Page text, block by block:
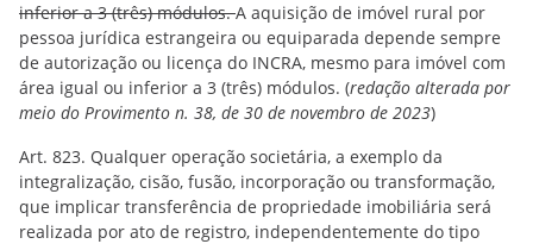
inferior a 3 (três) módulos.A aquisição de imóvel rural por
pessoa jurídica estrangeira ou equiparada depende sempre
de autorização ou licença do INCRA, mesmo para imóvel com
área igual ou inferior a 3 (três) módulos. (redação alterada por
meio do Provimento n. 38, de 30 de novembro de 2023)
Art. 823. Qualquer operação societária, a exemplo da
integralização, cisão, fusão, incorporação ou transformação,
que implicar transferência de propriedade imobiliária será
realizada por ato de registro, independentemente do tipo